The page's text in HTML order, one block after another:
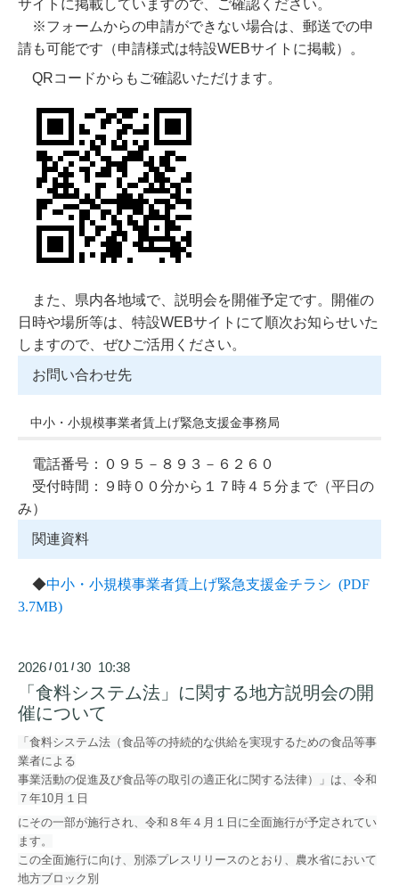
サイトに掲載していますので、ご確認ください。
※フォームからの申請ができない場合は、郵送での申
請も可能です（申請様式は特設WEBサイトに掲載）。
QRコードからもご確認いただけます。
また、県内各地域で、説明会を開催予定です。開催の
日時や場所等は、特設WEBサイトにて順次お知らせいた
しますので、ぜひご活用ください。
お問い合わせ先
中小・小規模事業者賃上げ緊急支援金事務局
電話番号：０９５－８９３－６２６０
受付時間：９時００分から１７時４５分まで（平日の
み）
関連資料
◆中小・小規模事業者賃上げ緊急支援金チラシ (PDF
3.7MB)
2026 /01 /30 10:38
「食料システム法」に関する地方説明会の開
催について
「食料システム法（食品等の持続的な供給を実現するための食品等事
業者による
事業活動の促進及び食品等の取引の適正化に関する法律）」は、 令和
７年10月１日
にその一部が施行され、令和８年４月１日に全面施行が予定されてい
ます。
この全面施行に向け、別添プレスリリースのとおり、農水省において
地方ブロック別